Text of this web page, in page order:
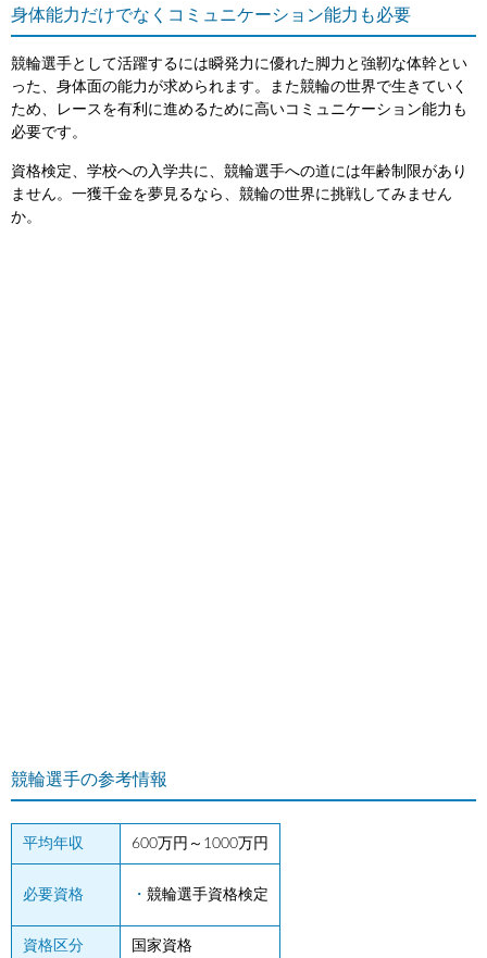
身体能力だけでなくコミュニケーション能力も必要
競輪選手として活躍するには瞬発力に優れた脚力と強靭な体幹とい
った、身体面の能力が求められます。また競輪の世界で生きていく
ため、レースを有利に進めるために高いコミュニケーション能力も
必要です。
資格検定、学校への入学共に、競輪選手への道には年齢制限があり
ません。一獲千金を夢見るなら、競輪の世界に挑戦してみません
か。
競輪選手の参考情報
平均年収 600万円～1000万円
必要資格 競輪選手資格検定
資格区分 国家資格